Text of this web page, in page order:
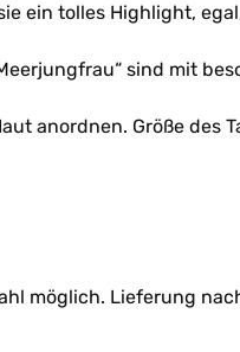
ein tolles Highlight,
sind mit
anordnen. Größe des
möglich. Lieferung